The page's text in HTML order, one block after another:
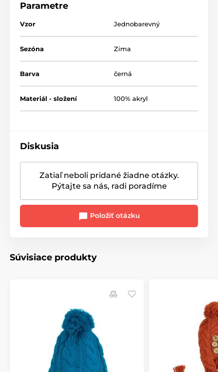
Parametre
Vzor Jednobarevný
Sezóna Zima
Barva černá
Materiál - složení 100% akryl
Diskusia
Zatiaľ neboli pridané žiadne otázky.
Pýtajte sa nás, radi poradíme
Položiť otázku
Súvisiace produkty